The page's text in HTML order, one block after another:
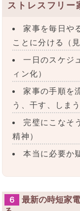
ストレスフリー
家事を毎日や
ことに分ける（
一日のスケジ
ィン化）
家事の手順を
う、干す、しま
完璧にこなそ
精神）
本当に必要か
６
最新の時短家